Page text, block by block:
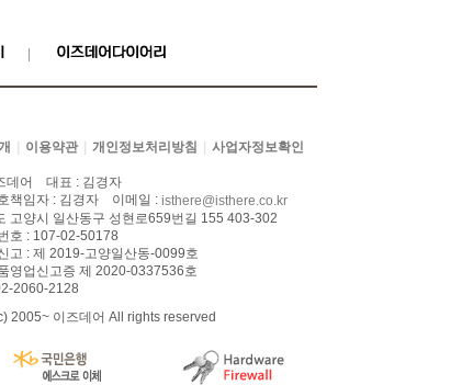
이용약관 개인정보처리방침 사업자정보확인
데어 대표 : 김경자
책임자 : 김경자 이메일 : isthere@isthere.co.kr
고양시 일산동구 성현로659번길 155 403-302
호 : 107-02-50178
고 : 제 2019-고양일산동-0099호
영업신고증 제 2020-0337536호
2060-2128
2005~ 이즈데어 All rights reserved